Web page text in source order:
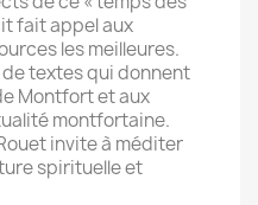
fait appel aux
les meilleures.
textes qui donnent
Montfort et aux
montfortaine.
invite à méditer
spirituelle et